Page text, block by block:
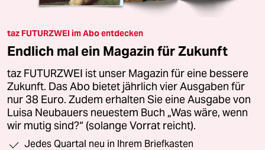
taz FUTURZWEI im Abo entdecken
Endlich mal ein Magazin für Zukunft
taz FUTURZWEI ist unser Magazin für eine bessere
Zukunft. Das Abo bietet jährlich vier Ausgaben für
nur 38 Euro. Zudem erhalten Sie eine Ausgabe von
Luisa Neubauers neuestem Buch „Was wäre, wenn
wir mutig sind?“ (solange Vorrat reicht).
Jedes Quartal neu in Ihrem Briefkasten